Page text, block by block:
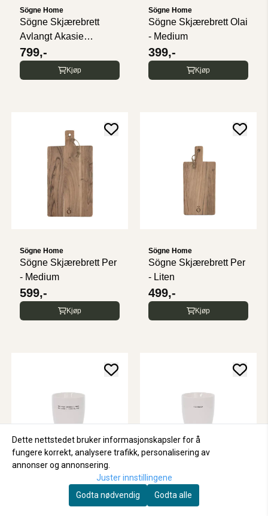
Sögne Home
Sögne Skjærebrett
Avlangt Akasie
Medium
799,-
Kjøp
Sögne Home
Sögne Skjærebrett Olai
- Medium
399,-
Kjøp
Sögne Home
Sögne Skjærebrett Per
- Medium
599,-
Kjøp
Sögne Home
Sögne Skjærebrett Per
- Liten
499,-
Kjøp
Sögne Kopp - "The
Sögne Home
Sögne Kopp -
Dette nettstedet bruker informasjonskapsler for å
fungere korrekt, analysere trafikk, personalisering av
annonser og annonsering.
Juster innstillingene
Godta nødvendig
Godta alle